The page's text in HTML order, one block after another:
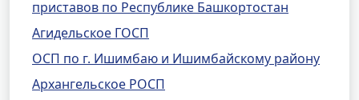
приставов по Республике Башкортостан
Агидельское ГОСП
ОСП по г. Ишимбаю и Ишимбайскому району
Архангельское РОСП